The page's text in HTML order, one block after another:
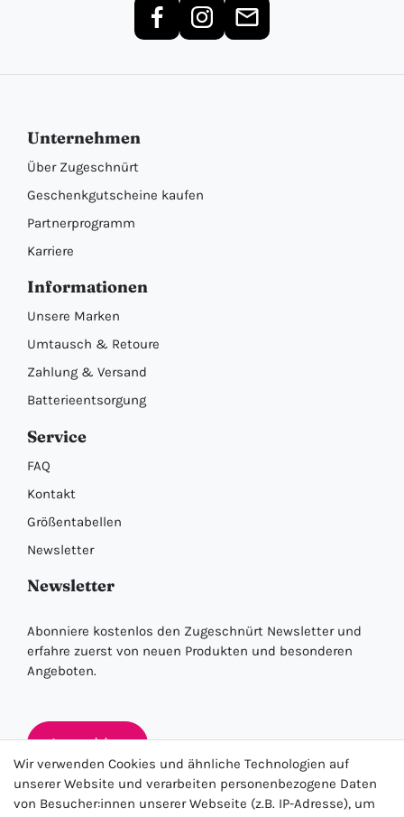
Unternehmen
Über Zugeschnürt
Geschenkgutscheine kaufen
Partnerprogramm
Karriere
Informationen
Unsere Marken
Umtausch & Retoure
Zahlung & Versand
Batterieentsorgung
Service
FAQ
Kontakt
Größentabellen
Newsletter
Newsletter
Abonniere kostenlos den Zugeschnürt Newsletter und
erfahre zuerst von neuen Produkten und besonderen
Angeboten.
Anmelden
Wir verwenden Cookies und ähnliche Technologien auf
unserer Website und verarbeiten personenbezogene Daten
von Besucher:innen unserer Webseite (z.B. IP-Adresse), um